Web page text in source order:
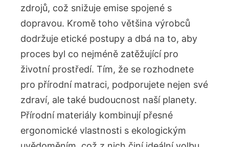
zdrojů, což ⁢snižuje emise spojené s
dopravou. Kromě toho ​většina výrobců
dodržuje etické ‌postupy a dbá na to, aby
proces byl co nejméně zatěžující pro
životní prostředí.⁤ Tím, že se rozhodnete
pro přírodní matraci,⁣ podporujete ⁢nejen své
zdraví,⁤ ale také budoucnost naší planety.
Přírodní materiály kombinují přesné
ergonomické vlastnosti s ekologickým